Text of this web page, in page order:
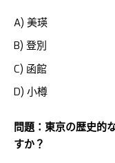
A) 美瑛
B) 登別
C) 函館
D) 小樽
問題：東京の歴史的
すか？